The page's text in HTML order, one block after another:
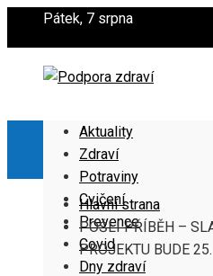
Pátek, 7 srpna
Aktuality
Zdraví
Potraviny
Cvičení
Prevence
Covid
Dny zdraví
Hlavní strana
POŠLI PŘÍBĚH –
PROJEKTU BUDE